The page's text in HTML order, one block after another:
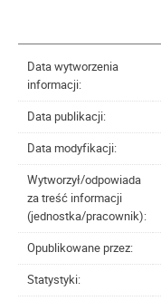
Data wytworzenia
informacji:
Data publikacji:
Data modyfikacji:
Wytworzył/odpowiada
za treść informacji
(jednostka/pracownik):
Opublikowane przez:
Statystyki: